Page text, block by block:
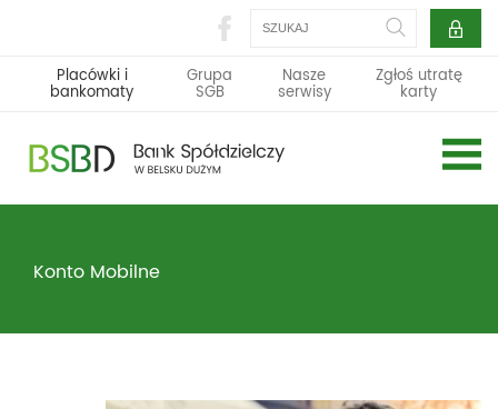
Szukaj
Placówki i
bankomaty
Grupa
SGB
Nasze
serwisy
Zgłoś utratę
karty
Konto Mobilne